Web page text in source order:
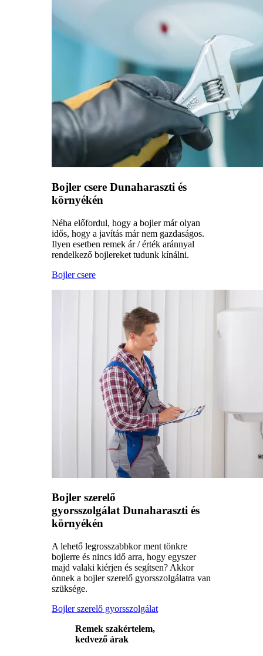
Bojler csere Dunaharaszti és
környékén
Néha előfordul, hogy a bojler már olyan
idős, hogy a javítás már nem gazdaságos.
Ilyen esetben remek ár / érték aránnyal
rendelkező bojlereket tudunk kínálni.
Bojler csere
Bojler szerelő
gyorsszolgálat Dunaharaszti és
környékén
A lehető legrosszabbkor ment tönkre
bojlerre és nincs idő arra, hogy egyszer
majd valaki kiérjen és segítsen? Akkor
önnek a bojler szerelő gyorsszolgálatra van
szüksége.
Bojler szerelő gyorsszolgálat
Remek szakértelem,
kedvező árak